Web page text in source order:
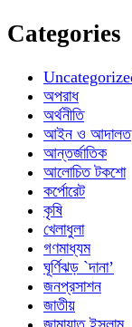
Categories
অপরাধ
অর্থনীতি
আইন ও আদালত
আন্তর্জাতিক
আলোচিত টকশো
কর্পোরেট
কৃষি
খেলাধুলা
গণমাধ্যম
ঘূর্ণিঝড় `দানা’
জনপ্রসাশন
জাতীয়